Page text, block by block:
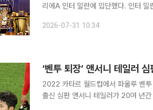
리에A 인터 밀란에 입단했다. 인터 밀란은 30일(현지시간) 스톤스와 2028년 6월 30일까지 계약
었다. 스톤스는 인터 밀란 구단을
2026-07-31 10:34
‘벤투 퇴장’ 앤서니 테일러
2022 카타르 월드컵에서 파울루 벤
출신 심판 앤서니 테일러가 20여 년간 이어온 심